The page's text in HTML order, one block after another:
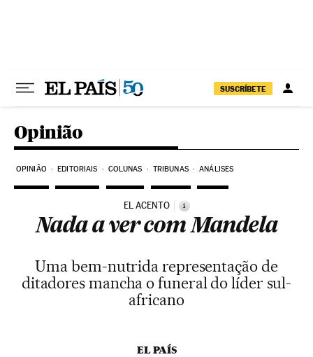
SUSCRÍBETE
Opinião
OPINIÃO EDITORIAIS COLUNAS TRIBUNAS ANÁLISES
EL ACENTO i
Nada a ver com Mandela
Uma bem-nutrida representação de
ditadores mancha o funeral do líder sul-
africano
EL PAÍS